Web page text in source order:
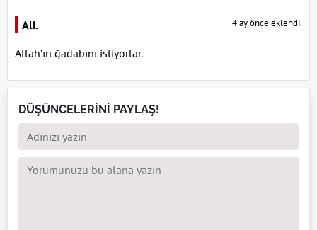
Ali. 4 ay önce eklendi.
Allah’ın ğadabını istiyorlar.
DÜŞÜNCELERİNİ PAYLAŞ!